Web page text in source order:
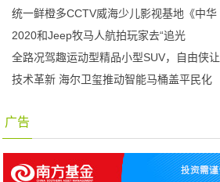
统一鲜橙多CCTV威海少儿影视基地《中华
2020和Jeep牧马人航拍玩家去“追光
全路况驾趣运动型精品小型SUV，自由侠让
技术革新 海尔卫玺推动智能马桶盖平民化
广告